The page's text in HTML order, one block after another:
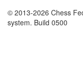
© 2013-2026 Chess
system. Build 0500